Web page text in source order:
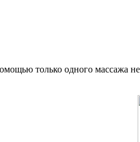
только одного массажа